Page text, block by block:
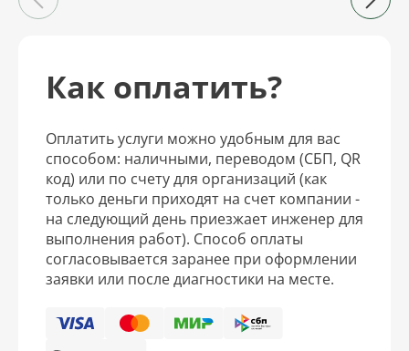
Как оплатить?
Оплатить услуги можно удобным для вас
способом: наличными, переводом (СБП, QR
код) или по счету для организаций (как
только деньги приходят на счет компании -
на следующий день приезжает инженер для
выполнения работ). Способ оплаты
согласовывается заранее при оформлении
заявки или после диагностики на месте.